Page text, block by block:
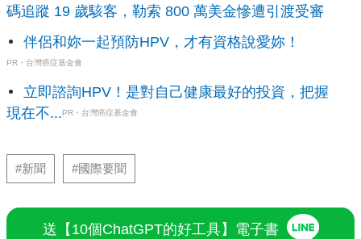
碼追蹤 19 歲駭客，勒索 800 萬美金慘遭引渡受審
伴侶和妳一起預防HPV，才有資格說愛妳！
PR・台灣癌症基金會
立即諮詢HPV！是對自己健康最好的投資，把握
現在不... PR・台灣癌症基金會
#新聞 #國際要聞
送【10個ChatGPT的好工具】電子書